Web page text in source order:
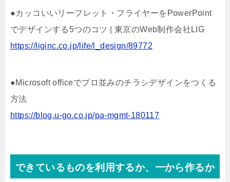
●カッコいいリーフレット・フライヤーをPowerPoint
でデザインする5つのコツ | 東京のWeb制作会社LIG
https://liginc.co.jp/life/l_design/89772
●Microsoft officeでプロ並みのチラシデザインをつくる
方法
https://blog.u-go.co.jp/pa-mgmt-180117
できているものを利用するか、一から作るか